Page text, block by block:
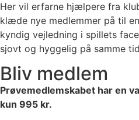
Her vil erfarne hjælpere fra
klæde nye medlemmer på til
kyndig vejledning i spillets
sjovt og hyggelig på samme
Bliv medlem
Prøvemedlemskabet har en
kun 995 kr.